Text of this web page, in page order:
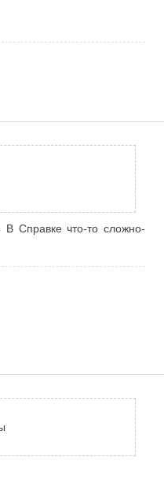
В Справке что-то сложно-